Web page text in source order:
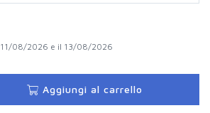
08/2026 e il 13/08/2026
Aggiungi al carrello